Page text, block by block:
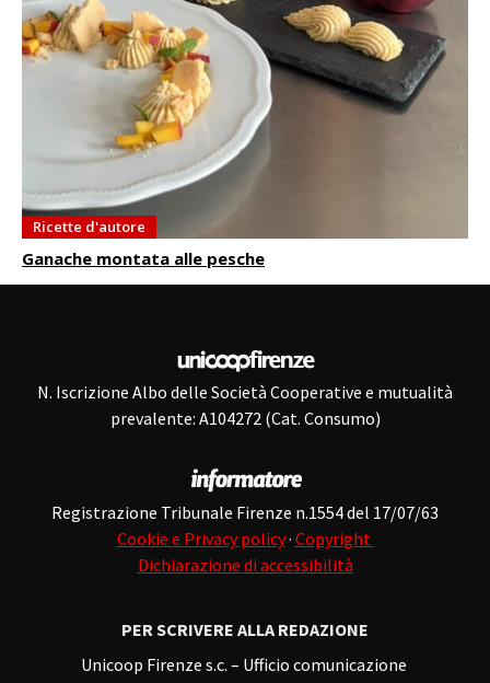
Ricette d'autore
Ganache montata alle pesche
N. Iscrizione Albo delle Società Cooperative e mutualità
prevalente: A104272 (Cat. Consumo)
Registrazione Tribunale Firenze n.1554 del 17/07/63
Cookie e Privacy policy· Copyright
Dichiarazione di accessibilità
PER SCRIVERE ALLA REDAZIONE
Unicoop Firenze s.c. – Ufficio comunicazione